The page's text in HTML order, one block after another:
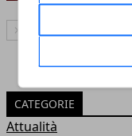
Articolo Successivo
CATEGORIE
Attualità